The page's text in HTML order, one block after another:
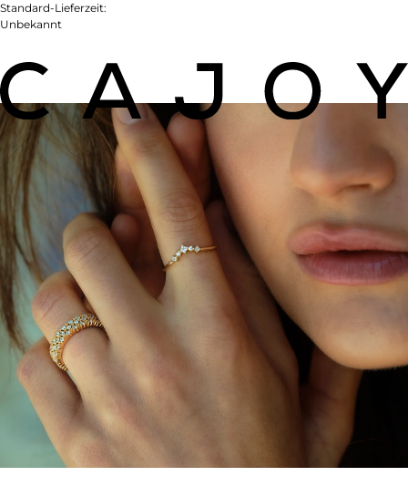
Standard-Lieferzeit:
Unbekannt